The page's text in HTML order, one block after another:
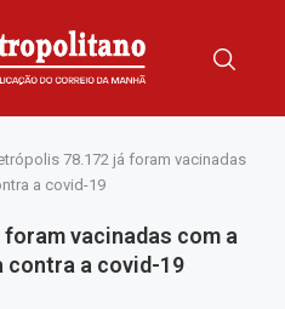
78.172 já foram vacinadas
a covid-19
vacinadas com a
contra a covid-19